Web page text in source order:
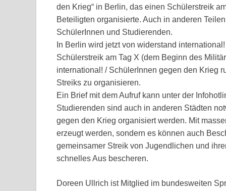
den Krieg“ in Berlin, das einen Schülerstreik
Beteiligten organisierte. Auch in anderen
SchülerInnen und Studierenden.
In Berlin wird jetzt von widerstand
Schülerstreik am Tag X (dem Beginn des
international! / SchülerInnen gegen den Krieg
Streiks zu organisieren.
Ein Brief mit dem Aufruf kann unter der
Studierenden sind auch in anderen Städten
gegen den Krieg organisiert werden. Mit
erzeugt werden, sondern es können auch
gemeinsamer Streik von Jugendlichen und
schnelles Aus bescheren.
Doreen Ullrich ist Mitglied im bundesweiten